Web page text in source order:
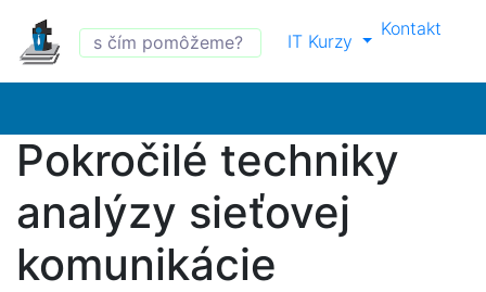
IT Kurzy
Kontakt
Pokročilé techniky
analýzy sieťovej
komunikácie